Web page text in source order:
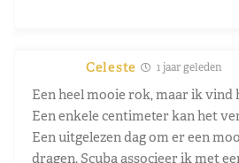
Celeste 1 jaar geleden
Een heel mooie rok, maar ik vind
Een enkele centimeter kan het
Een uitgelezen dag om er een
dragen. Scuba associeer ik met